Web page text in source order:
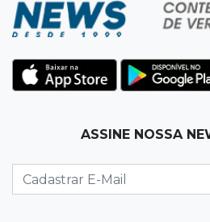
toneladas de soja em MS
Obra do novo plenário da
10% e prevê 5 gabinetes
Coisa de brasileiro
mensagens do Pix
ASSINE NOSSA